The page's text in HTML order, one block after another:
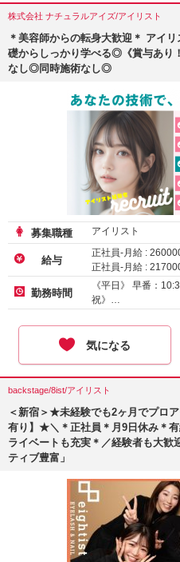
株式会社 ナチュラルアイズ/アイリスト
＊美容師からの転身大歓迎＊ アイ
礎からしっかり学べる◎《賞与あり
なし◎同時施術なし◎
募集職種 アイリスト
給与
正社員-月給 :
正社員-月給 :
勤務時間
《平日》 早番：10:30～19:30 A番：
祝》…
気になる
backstage/8ist/アイリスト
＜新宿＞★未経験でも2ヶ月でプロ
有り】★＼＊正社員＊月9日休み＊
ライベートも充実＊／経験者も大歓
ティブ豊富」